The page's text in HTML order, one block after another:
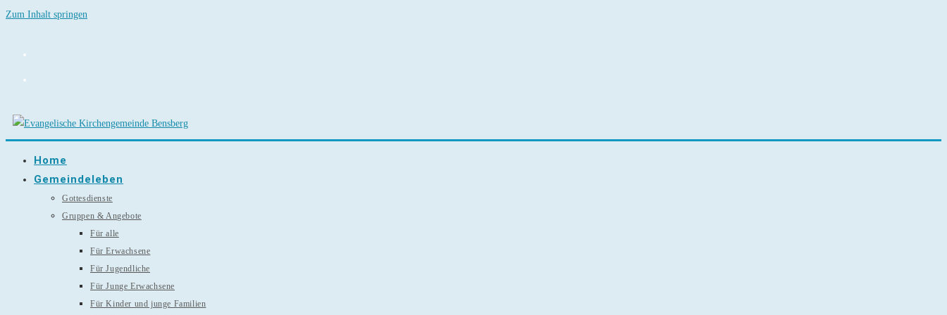
Zum Inhalt springen
Home
Gemeindeleben
Gottesdienste
Gruppen & Angebote
Für alle
Für Erwachsene
Für Jugendliche
Für Junge Erwachsene
Für Kinder und junge Familien